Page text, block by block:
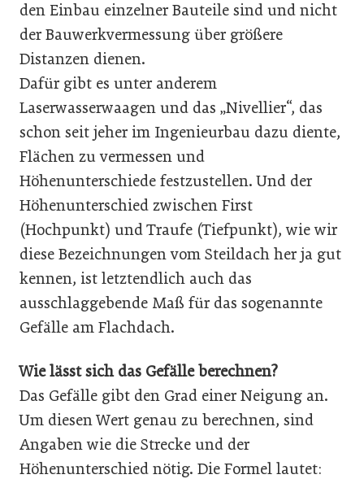
den Einbau einzelner Bauteile sind und nicht
der Bauwerkvermessung über größere
Distanzen dienen.
Dafür gibt es unter anderem
Laserwasserwaagen und das „Nivellier“, das
schon seit jeher im Ingenieurbau dazu diente,
Flächen zu vermessen und
Höhenunterschiede festzustellen. Und der
Höhenunterschied zwischen First
(Hochpunkt) und Traufe (Tiefpunkt), wie wir
diese Bezeichnungen vom Steildach her ja gut
kennen, ist letztendlich auch das
ausschlaggebende Maß für das sogenannte
Gefälle am Flachdach.
Wie lässt sich das Gefälle berechnen?
Das Gefälle gibt den Grad einer Neigung an.
Um diesen Wert genau zu berechnen, sind
Angaben wie die Strecke und der
Höhenunterschied nötig. Die Formel lautet: